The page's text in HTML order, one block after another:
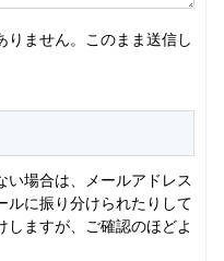
りません。このまま送信し
い場合は、メールアドレス
ルに振り分けられたりして
しますが、ご確認のほどよ